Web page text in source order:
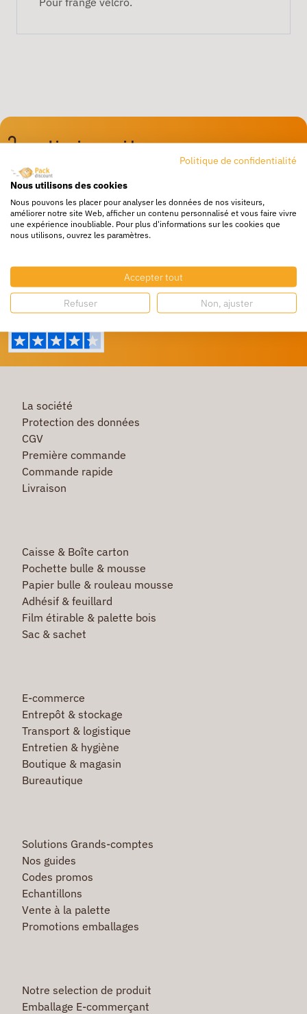
Livraison rapide
Livraison gratuite
Dès 250€ HT d’achat
Destockage
Besoin d'aide ?
Un service client à votre écoute
La société
Protection des données
CGV
Première commande
Commande rapide
Livraison
Caisse & Boîte carton
Pochette bulle & mousse
Papier bulle & rouleau mousse
Adhésif & feuillard
Film étirable & palette bois
Sac & sachet
E-commerce
Entrepôt & stockage
Transport & logistique
Entretien & hygiène
Boutique & magasin
Bureautique
Solutions Grands-comptes
Nos guides
Codes promos
Echantillons
Vente à la palette
Promotions emballages
Notre selection de produit
Emballage E-commerçant
Politique de confidentialité
Nous utilisons des cookies
Nous pouvons les placer pour analyser les données de nos visiteurs,
améliorer notre site Web, afficher un contenu personnalisé et vous faire vivre
une expérience inoubliable. Pour plus d'informations sur les cookies que
nous utilisons, ouvrez les paramètres.
Accepter tout
Refuser Non, ajuster